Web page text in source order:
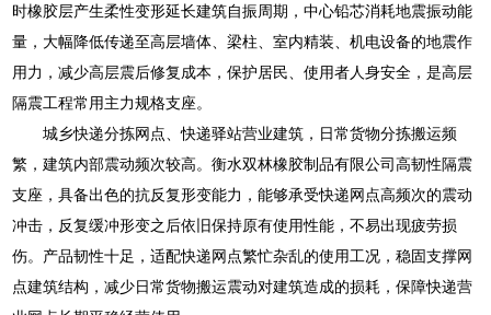
时橡胶层产生柔性变形延长建筑自振周期，中心铅芯消耗地震振动能
量，大幅降低传递至高层墙体、梁柱、室内精装、机电设备的地震作
用力，减少高层震后修复成本，保护居民、使用者人身安全，是高层
隔震工程常用主力规格支座。
城乡快递分拣网点、快递驿站营业建筑，日常货物分拣搬运频
繁，建筑内部震动频次较高。衡水双林橡胶制品有限公司高韧性隔震
支座，具备出色的抗反复形变能力，能够承受快递网点高频次的震动
冲击，反复缓冲形变之后依旧保持原有使用性能，不易出现疲劳损
伤。产品韧性十足，适配快递网点繁忙杂乱的使用工况，稳固支撑网
点建筑结构，减少日常货物搬运震动对建筑造成的损耗，保障快递营